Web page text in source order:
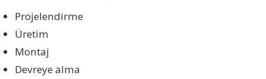
Projelendirme
Üretim
Montaj
Devreye alma